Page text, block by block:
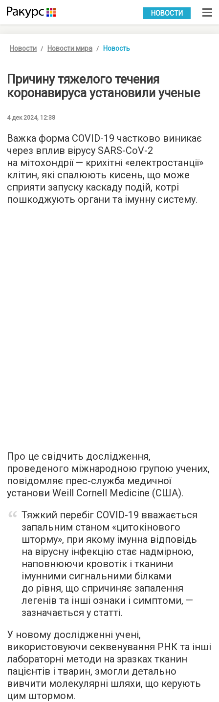
УКР РУС
НОВОСТИ
Новости Новости мира Новость
Причину тяжелого течения
коронавируса установили ученые
4 дек 2024, 12:38
Важка форма COVID-19 частково виникає
через вплив вірусу SARS-CoV-2
на мітохондрії — крихітні «електростанції»
клітин, які спалюють кисень, що може
сприяти запуску каскаду подій, котрі
пошкоджують органи та імунну систему.
Про це свідчить дослідження,
проведеного міжнародною групою учених,
повідомляє прес-служба медичної
установи Weill Cornell Medicine (США).
Тяжкий перебіг COVID-19 вважається
запальним станом «цитокінового
шторму», при якому імунна відповідь
на вірусну інфекцію стає надмірною,
наповнюючи кровотік і тканини
імунними сигнальними білками
до рівня, що спричиняє запалення
легенів та інші ознаки і симптоми, —
зазначається у статті.
У новому дослідженні учені,
використовуючи секвенування РНК та інші
лабораторні методи на зразках тканин
пацієнтів і тварин, змогли детально
вивчити молекулярні шляхи, що керують
цим штормом.